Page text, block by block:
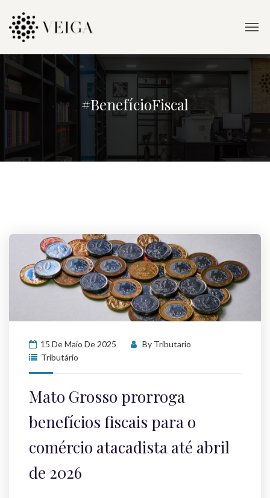
#BenefícioFiscal
15 De Maio De 2025 By Tributario
Tributário
Mato Grosso prorroga
benefícios fiscais para o
comércio atacadista até abril
de 2026